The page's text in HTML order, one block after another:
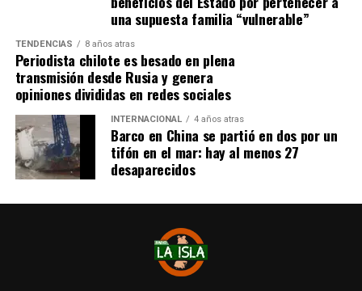
Cabe recordar que el consejero Francisco Cárcamo había
planteado esta inquietud el pasado 20 de marzo en el
Consejo Regional, logrando el acuerdo de todos los
consejeros para oficiar al Ministerio del ramo e invitar a
la Seremi de Bienes Nacionales para informar de la
situación.
El personero indicó que la aplicación del dictamen de
Contraloría había generado una tremenda
contradicción entre ministerios, dado que por un lado el
Ministerio de Bienes Nacionales no entregaba títulos de
llamaba a postular a subsidios habitaciones rurales,
recalcando que para acceder a este beneficio, se deben
tener los títulos de dominio de los sitios.
una supuesta familia “vulnerable”
TENDENCIAS 8 años atras
Periodista chilote es besado en plena
transmisión desde Rusia y genera
opiniones divididas en redes sociales
INTERNACIONAL 4 años atras
Barco en China se partió en dos por un
tifón en el mar: hay al menos 27
desaparecidos